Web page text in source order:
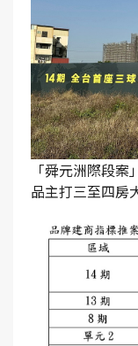
「舜元洲際段
品主打三至四房